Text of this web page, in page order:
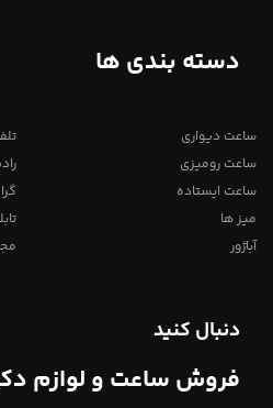
دسته بندی ها
ساعت دیواری
ساعت رومیزی
ساعت ایستاده
میز ها
آباژور
دنبال کنید
فروش ساعت و لوازم